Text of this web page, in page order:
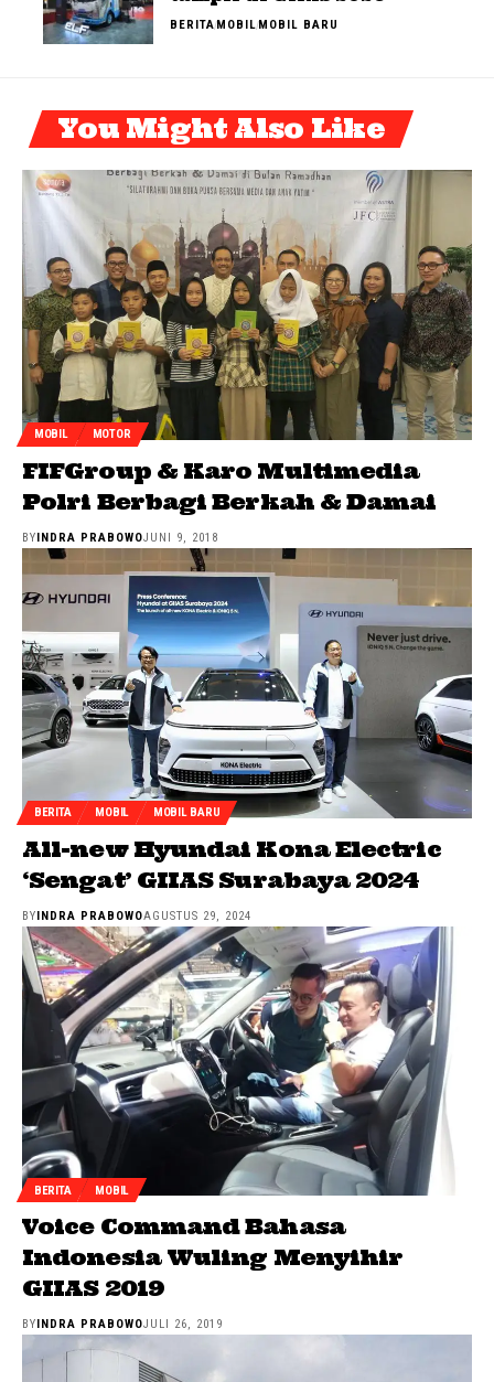
BERITAMOBILMOBIL BARU
You Might Also Like
MOBIL MOTOR
FIFGroup & Karo Multimedia
Polri Berbagi Berkah & Damai
BYINDRA PRABOWOJUNI 9, 2018
BERITA MOBIL MOBIL BARU
All-new Hyundai Kona Electric
‘Sengat’ GIIAS Surabaya 2024
BYINDRA PRABOWOAGUSTUS 29, 2024
BERITA MOBIL
Voice Command Bahasa
Indonesia Wuling Menyihir
GIIAS 2019
BY INDRA PRABOWOJULI 26, 2019